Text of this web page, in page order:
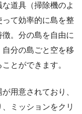
道具（掃除機のよ
って効率的に島を整
。分の島を自由に
分の島ごと空を移
とができます。
用意されており、
ミッションをクリ